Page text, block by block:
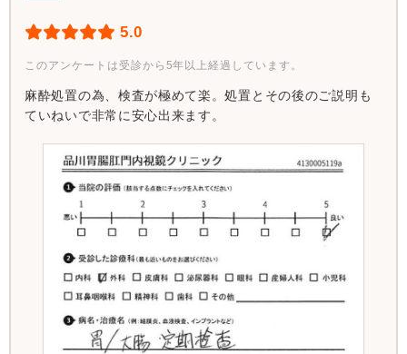
5.0
このアンケートは受診から5年以上経過しています。
麻酔処置の為、検査が極めて楽。処置とその後のご説明も
ていねいで非常に安心出来ます。